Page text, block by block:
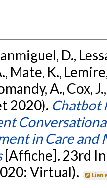
D.,
Mate, K.,
A., Cox,
2020). Chatbot
in Care
[Affiche]. 23rd
Virtual).
Lien